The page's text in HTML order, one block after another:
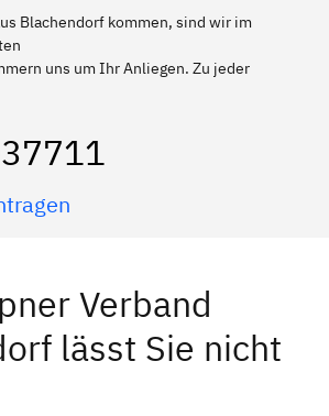
Blachendorf kommen, sind wir im
uns um Ihr Anliegen. Zu jeder
Verband
lässt Sie nicht